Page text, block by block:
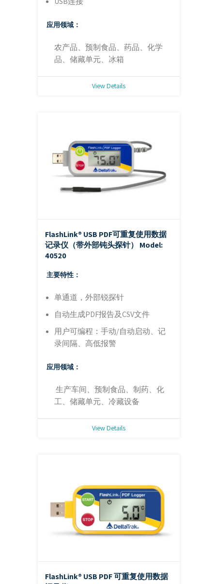
应用领域：
农产品、预制食品、药品、化学
品、储藏单元、冰箱
View Details
FlashLink® USB PDF可重复使用数据
记录仪（带外部钝头探针） Model:
40520
主要特性：
单通道，外部锐探针
自动生成PDF报告及CSV文件
用户可编程：手动/自动启动、记
录间隔、高低报警
应用领域：
生产车间、预制食品、制药、化
工、储藏单元、冷藏设备
View Details
FlashLink® USB PDF 可重复使用数据